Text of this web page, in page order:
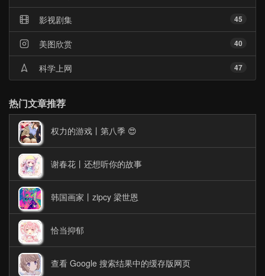
45
影视剧集
40
美图欣赏
47
科学上网
热门文章推荐
权力的游戏丨第八季 😍
谢春花丨还想听你的故事
韩国画家丨zipcy 梁世恩
恰当抑郁
查看 Google 搜索结果中的缓存版网页